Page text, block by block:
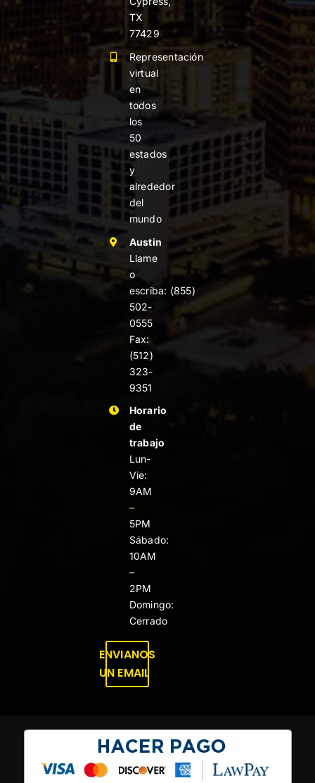
TX
77429
Representación
virtual
en
todos
los
50
estados
y
alrededor
del
mundo
Austin
Llame
o
escriba: (855)
502-
0555
Fax:
(512)
323-
9351
Horario
de
trabajo
Lun-
Vie:
9AM
–
5PM
Sábado:
10AM
–
2PM
Domingo:
Cerrado
ENVIANOS
UN EMAIL